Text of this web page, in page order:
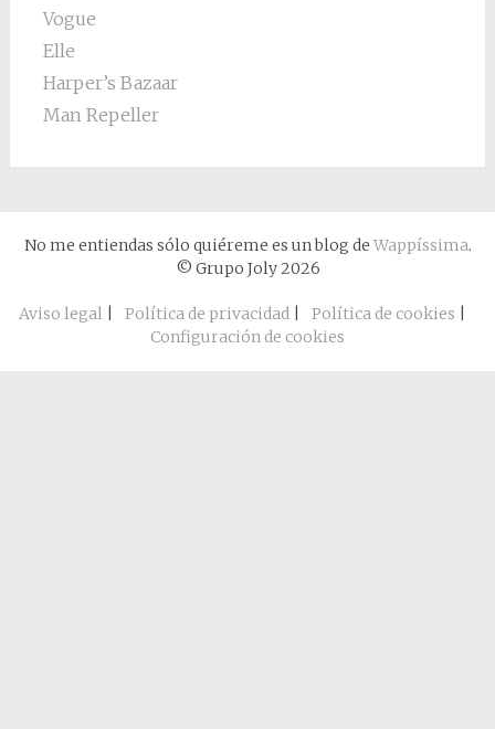
Vogue
Elle
Harper’s Bazaar
Man Repeller
No me entiendas sólo quiéreme es un blog de Wappíssima.
© Grupo Joly 2026
Aviso legal| Política de privacidad| Política de cookies
Configuración de cookies